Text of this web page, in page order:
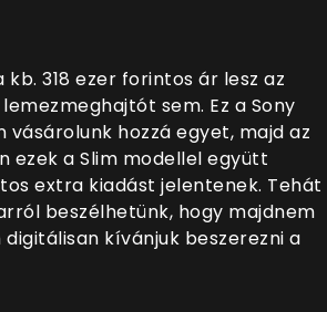
318 ezer forintos ár lesz az
sem. Ez a Sony
hozzá egyet, majd az
ezek a Slim modellel együtt
extra kiadást jelentenek. Tehát
beszélhetünk, hogy majdnem
kívánjuk beszerezni a